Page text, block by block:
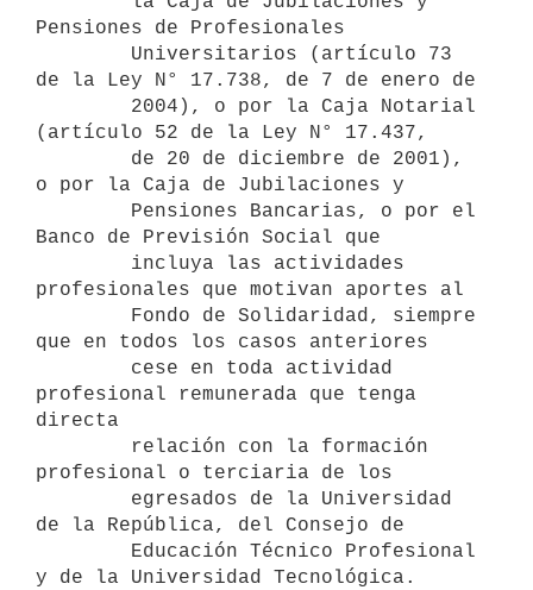
Pensiones de Profesionales
de la Ley N° 17.738, de 7 de enero de
(artículo 52 de la Ley N° 17.437,
o por la Caja de Jubilaciones y
Banco de Previsión Social que
profesionales que motivan aportes al
que en todos los casos anteriores
profesional remunerada que tenga
directa
profesional o terciaria de los
de la República, del Consejo de
y de la Universidad Tecnológica.